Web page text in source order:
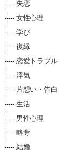
失恋
女性心理
学び
復縁
恋愛トラブル
浮気
片想い・告白
生活
男性心理
略奪
結婚